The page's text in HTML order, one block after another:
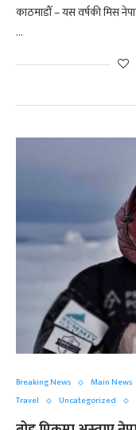
काठमाडौँ – यस वर्षकी मिस
…
Breaking News Main News
Travel
Uncategorized